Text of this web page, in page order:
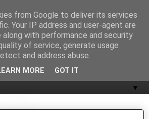
▼
from Google to deliver its services
Your IP address and user-agent are
along with performance and security
of service, generate usage
and address abuse.
MORE GOT IT